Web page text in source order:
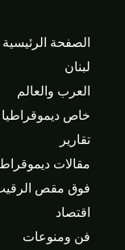
الصفحة الرئيسية
لبنان
العرب والعالم
خاص ديموقراطيا
تقارير
مقالات
فوق مقص
اقتصاد
فن ومنوعات